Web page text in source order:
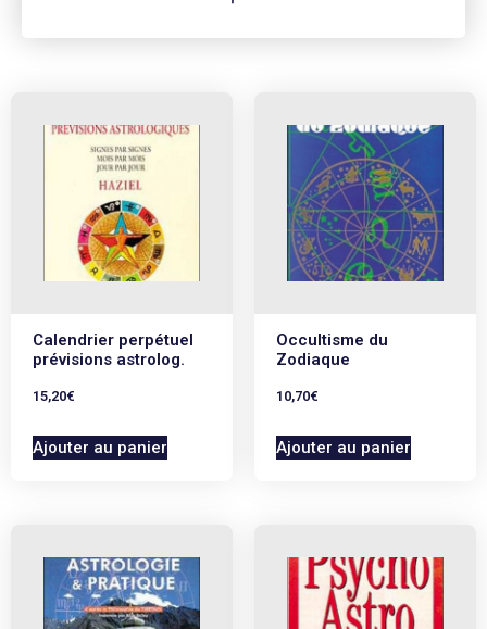
à un reflet historique équivalent de la culture afro-
américaine. Le tireur pourra trouver en ce jeu deux
images et les mythes et sa propre expérience et
identité culturelle. Cette ' reconnaissance ' constitue un
trait d'union émotif qui apporte de l'énergie à la
consultation. D'autre part une clé de lecture spécifique
appelée ' La Toile d'Anansi ' est expliquée dans le livret.
78 cartes, 50x81 mm. Edition multilingue.
Calendrier perpétuel
prévisions astrolog.
15,20€
Ajouter au panier
Occultisme du
Zodiaque
10,70€
Ajouter au panier